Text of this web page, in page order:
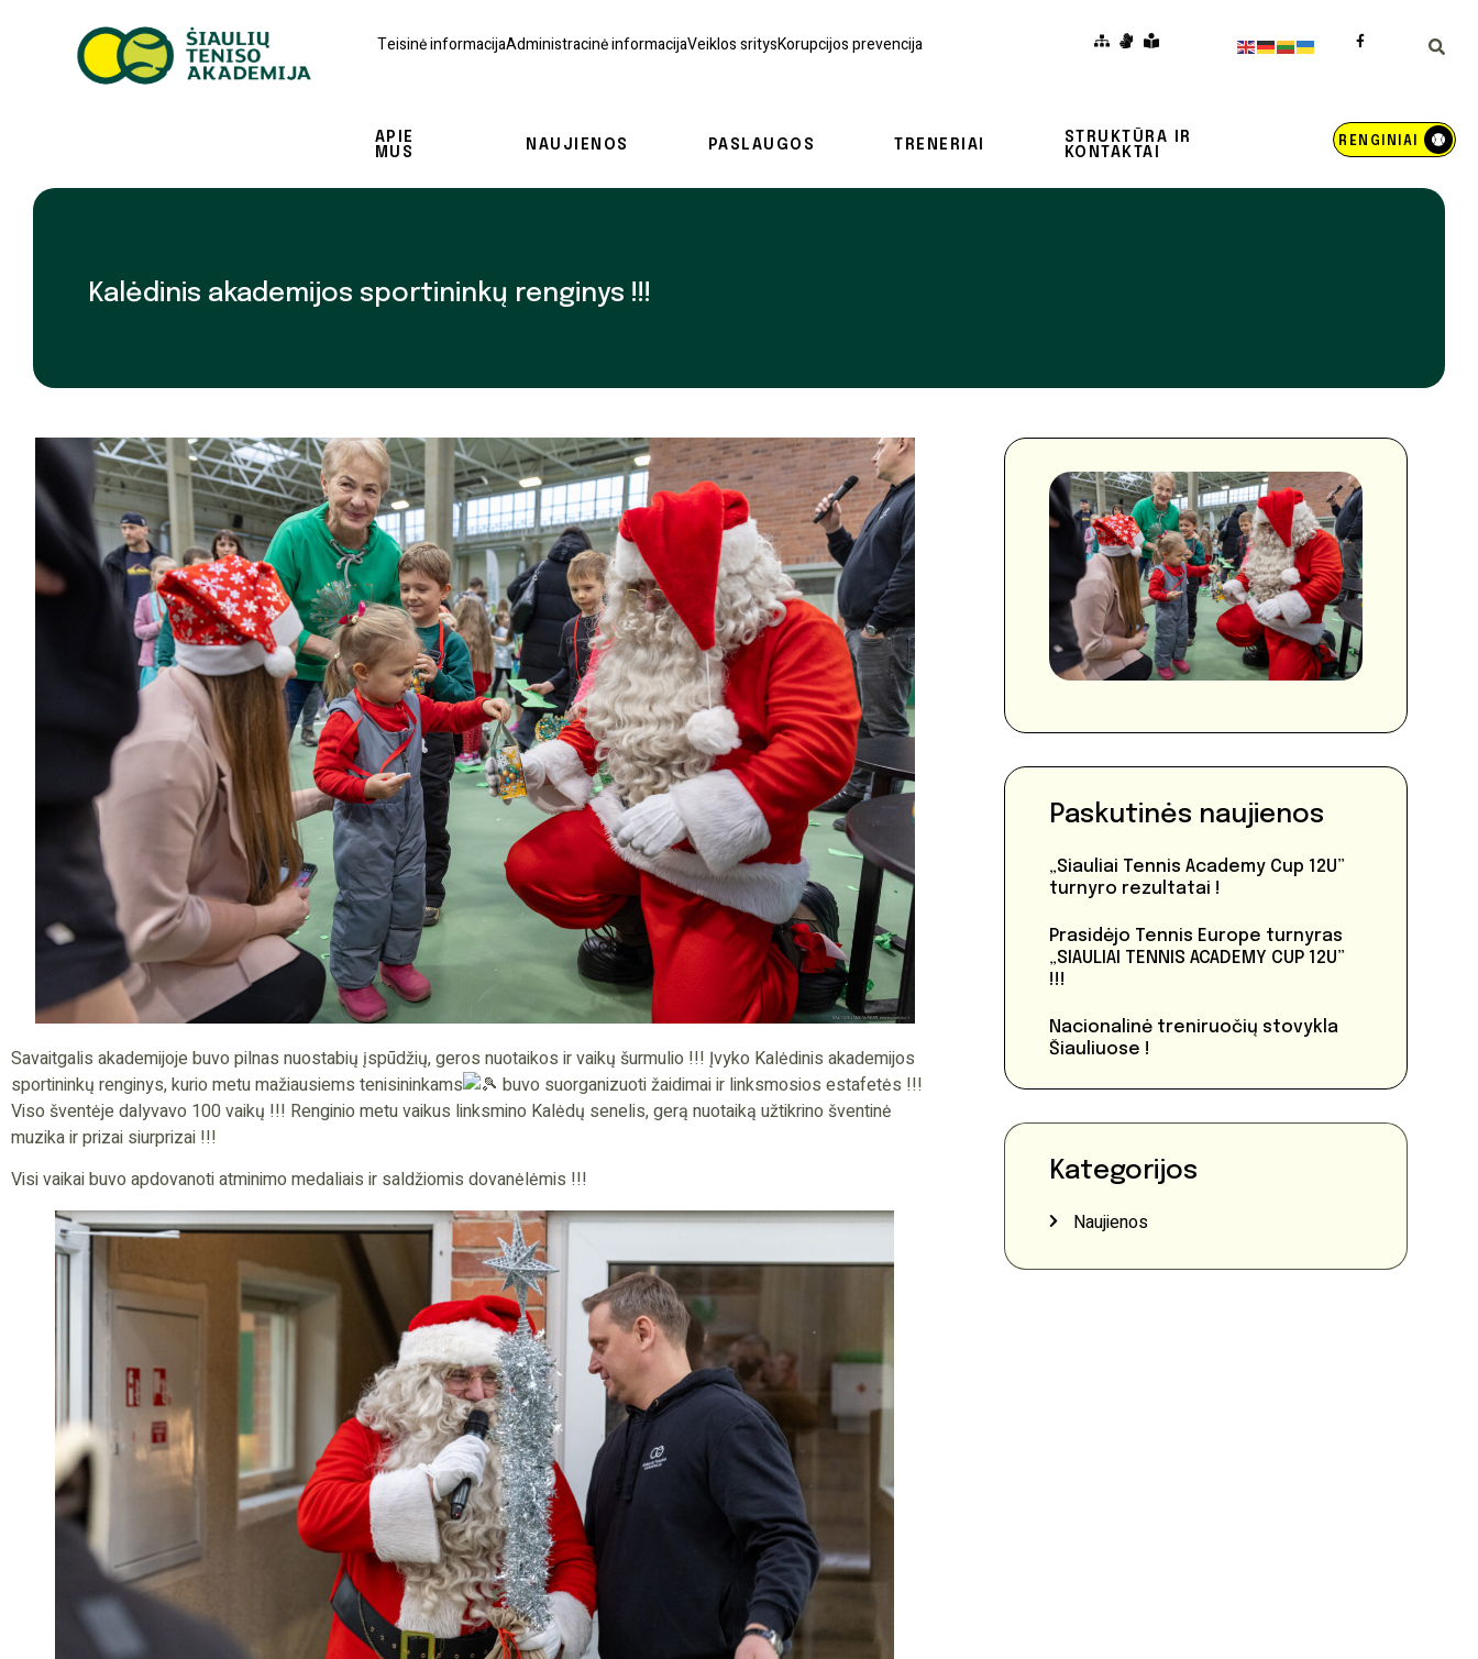
Teisinė informacijaAdministracinė informacijaVeiklos sritysKorupcijos prevencija
APIE
MUS
NAUJIENOS PASLAUGOS TRENERIAI
STRUKTŪRA IR
KONTAKTAI
RENGINIAI
Kalėdinis akademijos sportininkų renginys !!!
Savaitgalis akademijoje buvo pilnas nuostabių įspūdžių, geros nuotaikos ir vaikų šurmulio !!! Įvyko Kalėdinis akademijos
sportininkų renginys, kurio metu mažiausiems tenisininkams
buvo suorganizuoti žaidimai ir linksmosios estafetės !!!
Viso šventėje dalyvavo 100 vaikų !!! Renginio metu vaikus linksmino Kalėdų senelis, gerą nuotaiką užtikrino šventinė
muzika ir prizai siurprizai !!!
Visi vaikai buvo apdovanoti atminimo medaliais ir saldžiomis dovanėlėmis !!!
Paskutinės naujienos
„Siauliai Tennis Academy Cup 12U”
turnyro rezultatai !
Prasidėjo Tennis Europe turnyras
„SIAULIAI TENNIS ACADEMY CUP 12U”
!!!
Nacionalinė treniruočių stovykla
Šiauliuose !
Kategorijos
Naujienos